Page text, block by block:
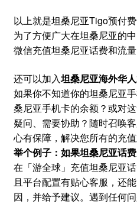
以上就是坦桑尼亚Tigo预付
为了方便广大在坦桑尼亚的
微信充值坦桑尼亚话费和流量
还可以加入坦桑尼亚海外华
如果你不知道你的坦桑尼亚
桑尼亚手机卡的余额？或对
疑问、需要协助？随时召唤
心有保障，解决您所有的充
举个例子：如果坦桑尼亚话
在「游全球」充值坦桑尼亚
且平台配置有贴心客服，还
因，并给予建议。遇到任何